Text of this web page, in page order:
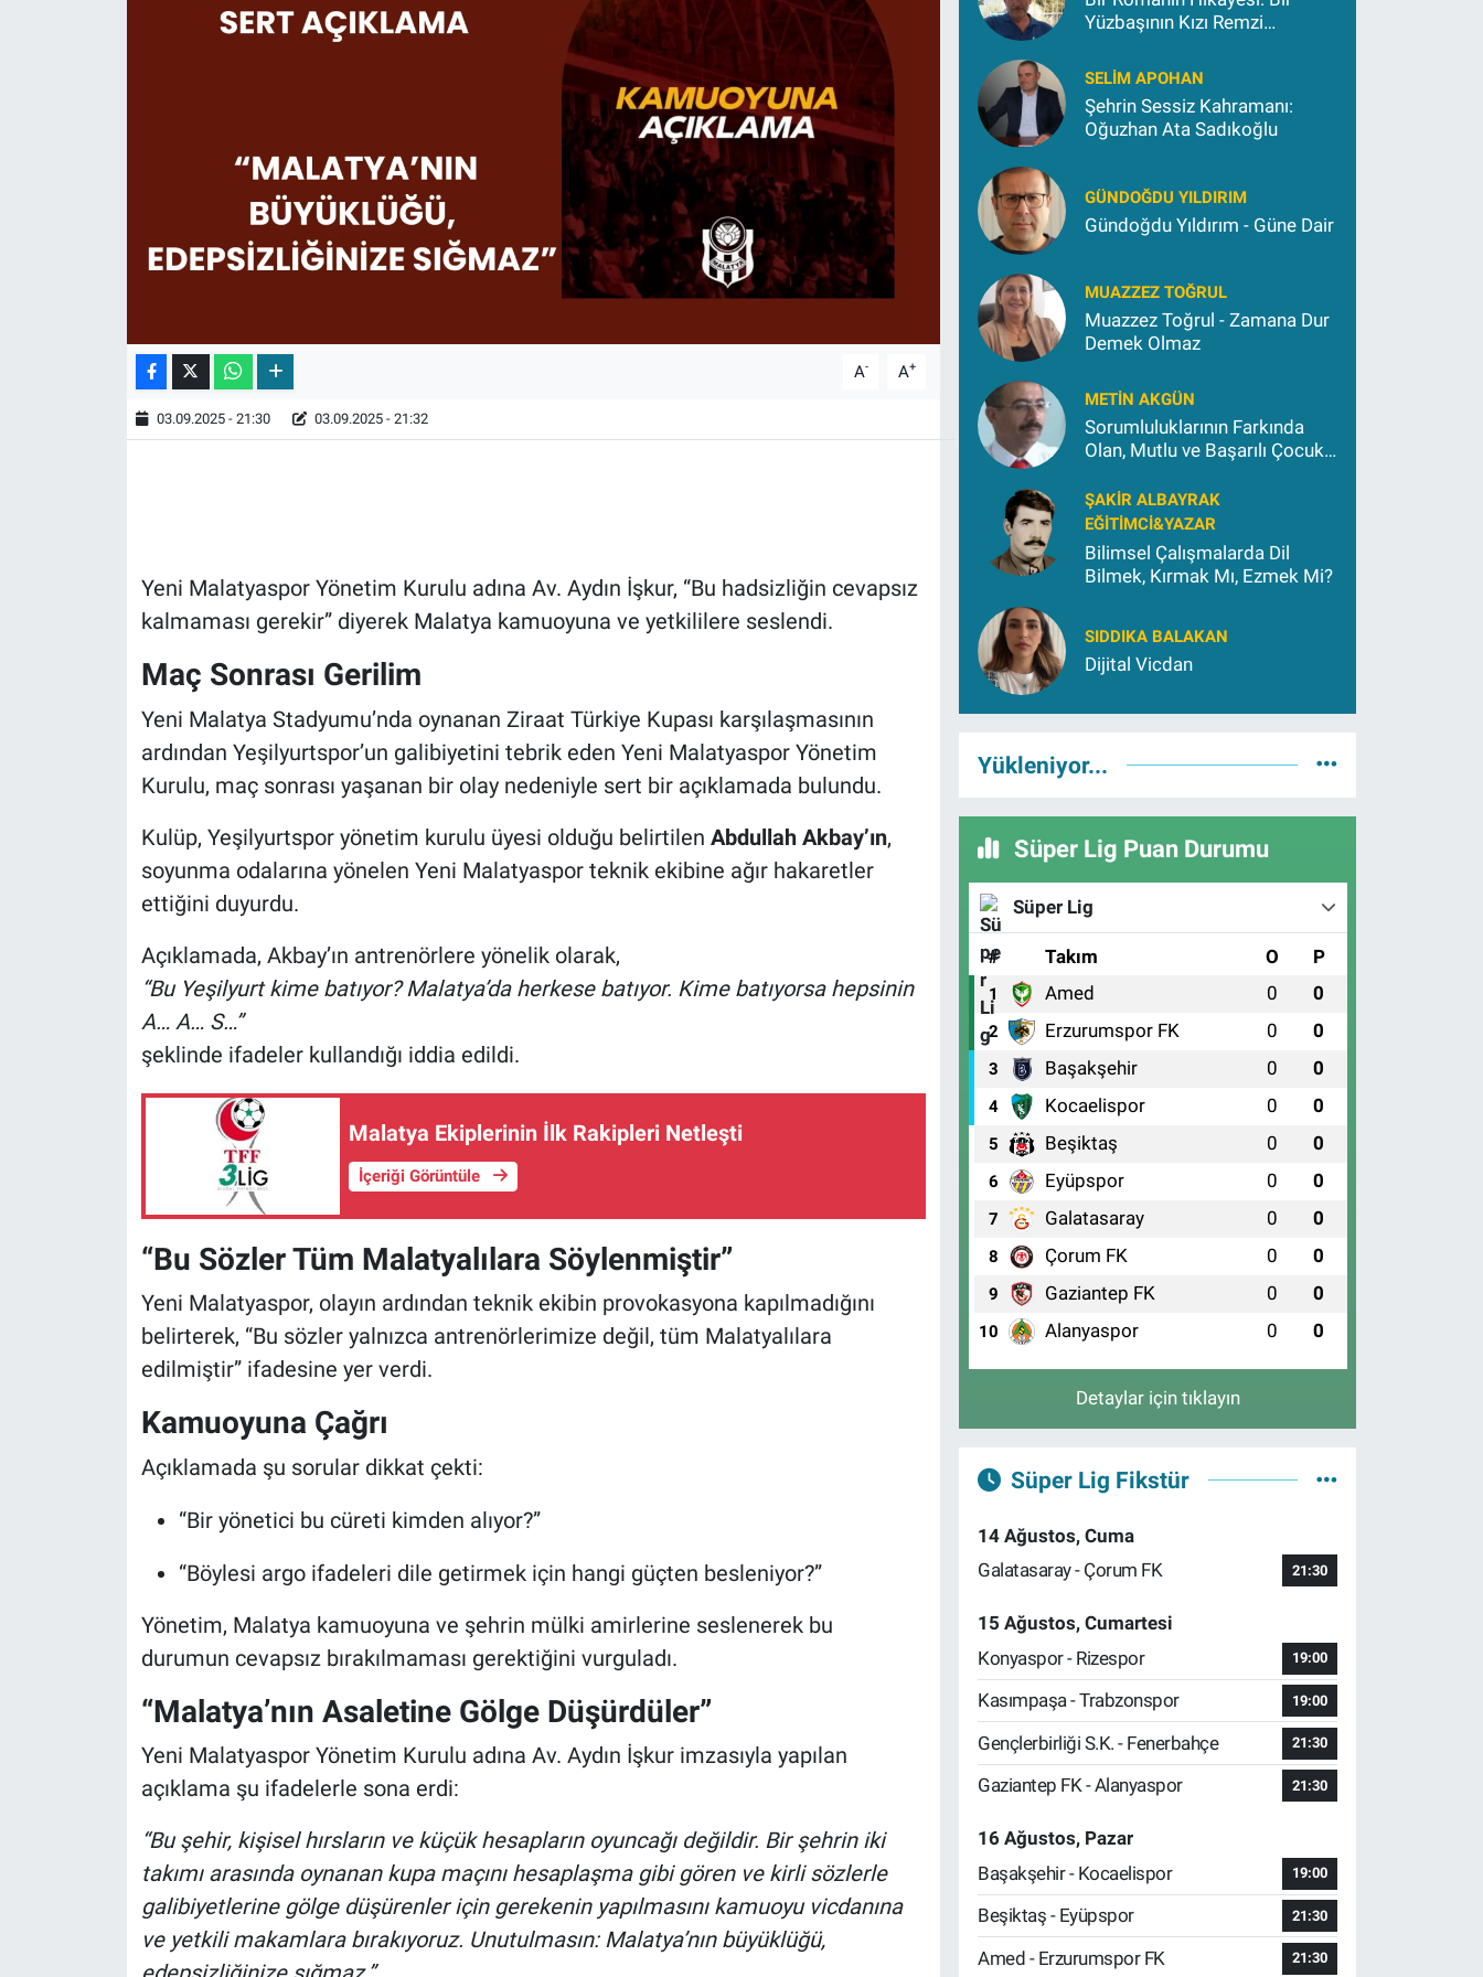
A- A+
03.09.2025 - 21:30 03.09.2025 - 21:32
Yeni Malatyaspor Yönetim Kurulu adına Av. Aydın İşkur, “Bu hadsizliğin cevapsız
kalmaması gerekir” diyerek Malatya kamuoyuna ve yetkililere seslendi.
Maç Sonrası Gerilim
Yeni Malatya Stadyumu’nda oynanan Ziraat Türkiye Kupası karşılaşmasının
ardından Yeşilyurtspor’un galibiyetini tebrik eden Yeni Malatyaspor Yönetim
Kurulu, maç sonrası yaşanan bir olay nedeniyle sert bir açıklamada bulundu.
Kulüp, Yeşilyurtspor yönetim kurulu üyesi olduğu belirtilen Abdullah Akbay’ın,
soyunma odalarına yönelen Yeni Malatyaspor teknik ekibine ağır hakaretler
ettiğini duyurdu.
Açıklamada, Akbay’ın antrenörlere yönelik olarak,
“Bu Yeşilyurt kime batıyor? Malatya’da herkese batıyor. Kime batıyorsa hepsinin
A… A… S…”
şeklinde ifadeler kullandığı iddia edildi.
Malatya Ekiplerinin İlk Rakipleri Netleşti
İçeriği Görüntüle
“Bu Sözler Tüm Malatyalılara Söylenmiştir”
Yeni Malatyaspor, olayın ardından teknik ekibin provokasyona kapılmadığını
belirterek, “Bu sözler yalnızca antrenörlerimize değil, tüm Malatyalılara
edilmiştir” ifadesine yer verdi.
Kamuoyuna Çağrı
Açıklamada şu sorular dikkat çekti:
“Bir yönetici bu cüreti kimden alıyor?”
“Böylesi argo ifadeleri dile getirmek için hangi güçten besleniyor?”
Yönetim, Malatya kamuoyuna ve şehrin mülki amirlerine seslenerek bu
durumun cevapsız bırakılmaması gerektiğini vurguladı.
“Malatya’nın Asaletine Gölge Düşürdüler”
Yeni Malatyaspor Yönetim Kurulu adına Av. Aydın İşkur imzasıyla yapılan
açıklama şu ifadelerle sona erdi:
“Bu şehir, kişisel hırsların ve küçük hesapların oyuncağı değildir. Bir şehrin iki
takımı arasında oynanan kupa maçını hesaplaşma gibi gören ve kirli sözlerle
galibiyetlerine gölge düşürenler için gerekenin yapılmasını kamuoyu vicdanına
ve yetkili makamlara bırakıyoruz. Unutulmasın: Malatya’nın büyüklüğü,
Yüzbaşının Kızı Remzi
SELIM APOHAN
Şehrin Sessiz Kahramanı:
Oğuzhan Ata Sadıkoğlu
GÜNDOĞDU YILDIRIM
Gündoğdu Yıldırım - Güne Dair
MUAZZEZ TOĞRUL
Muazzez Toğrul - Zamana Dur
Demek Olmaz
METIN AKGÜN
Sorumluluklarının Farkında
Olan, Mutlu ve Başarılı Çocuk
ŞAKIR ALBAYRAK
EĞITIMCI&YAZAR
Bilimsel Çalışmalarda Dil
Bilmek, Kırmak Mı, Ezmek Mi?
SIDDIKA BALAKAN
Dijital Vicdan
Yükleniyor...
Süper Lig Puan Durumu
Süper Lig
# Takım O P
1 Amed 0 0
2 Erzurumspor FK 0 0
3 Başakşehir 0 0
4 Kocaelispor 0 0
5 Beşiktaş 0 0
6 Eyüpspor 0 0
7 Galatasaray 0 0
8 Çorum FK 0 0
9 Gaziantep FK 0 0
10 Alanyaspor 0 0
Detaylar için tıklayın
Süper Lig Fikstür
14 Ağustos, Cuma
Galatasaray - Çorum FK
21:30
15 Ağustos, Cumartesi
Konyaspor - Rizespor
19:00
Kasımpaşa - Trabzonspor 19:00
Gençlerbirliği S.K. - Fenerbahçe 21:30
Gaziantep FK - Alanyaspor 21:30
16 Ağustos, Pazar
Başakşehir - Kocaelispor
19:00
Beşiktaş - Eyüpspor 21:30
Amed - Erzurumspor FK 21:30